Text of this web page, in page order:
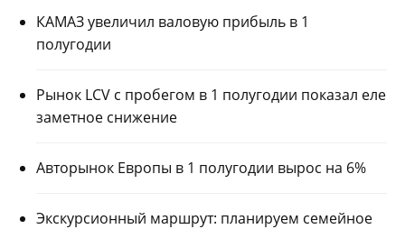
КАМАЗ увеличил валовую прибыль в 1
полугодии
Рынок LCV с пробегом в 1 полугодии показал еле
заметное снижение
Авторынок Европы в 1 полугодии вырос на 6%
Экскурсионный маршрут: планируем семейное